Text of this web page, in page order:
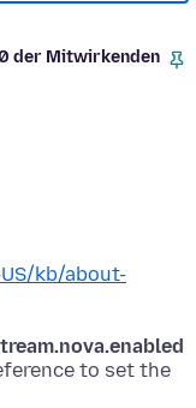
der Mitwirkenden
kb/about-
to set the